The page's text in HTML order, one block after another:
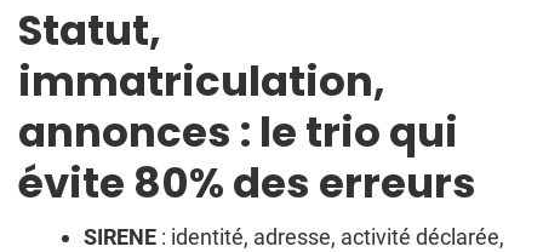
Statut,
immatriculation,
annonces : le trio qui
évite 80% des erreurs
SIRENE : identité, adresse, activité déclarée,